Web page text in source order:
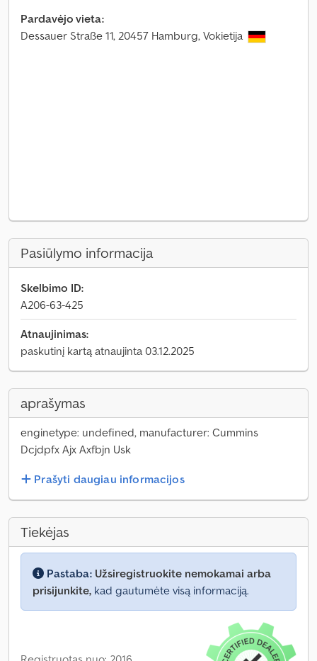
Pardavėjo vieta:
Dessauer Straße 11, 20457 Hamburg, Vokietija
Pasiūlymo informacija
Skelbimo ID:
A206-63-425
Atnaujinimas:
paskutinį kartą atnaujinta 03.12.2025
aprašymas
enginetype: undefined, manufacturer: Cummins
Dcjdpfx Ajx Axfbjn Usk
Prašyti daugiau informacijos
Tiekėjas
Pastaba: Užsiregistruokite nemokamai arba
prisijunkite, kad gautumėte visą informaciją.